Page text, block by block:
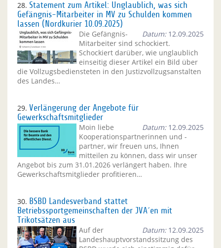
28. Statement zum Artikel: Unglaublich, was sich
Gefängnis-Mitarbeiter in MV zu Schulden kommen
lassen (Nordkurier 10.09.2025)
Datum:12.09.2025
Die Gefängnis-
Mitarbeiter sind schockiert.
Schockiert darüber, wie unglaublich
einseitig dieser Artikel ein Bild über
die Vollzugsbediensteten in den Justizvollzugsanstalten
des Landes…
29. Verlängerung der Angebote für
Gewerkschaftsmitglieder
Datum:12.09.2025
Moin liebe
Kooperationspartnerinnen und -
partner, wir freuen uns, Ihnen
mitteilen zu können, dass wir unser
Angebot bis zum 31.01.2026 verlängert haben. Ihre
Gewerkschaftsmitglieder profitieren…
30. BSBD Landesverband stattet
Betriebssportgemeinschaften der JVA´en mit
Trikotsätzen aus
Datum:12.09.2025
Auf der
Landeshauptvorstandssitzung des